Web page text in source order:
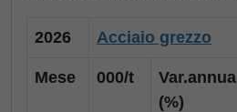
2026 Acciaio grezzo
Mese 000/t
Var.annua
(%)